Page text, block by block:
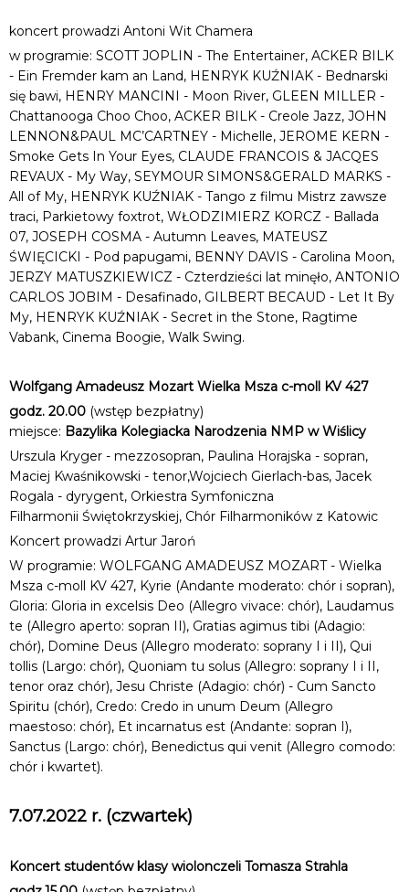
koncert prowadzi Antoni Wit Chamera
w programie: SCOTT JOPLIN - The Entertainer, ACKER BILK
- Ein Fremder kam an Land, HENRYK KUŹNIAK - Bednarski
się bawi, HENRY MANCINI - Moon River, GLEEN MILLER -
Chattanooga Choo Choo, ACKER BILK - Creole Jazz, JOHN
LENNON&PAUL MC’CARTNEY - Michelle, JEROME KERN -
Smoke Gets In Your Eyes, CLAUDE FRANCOIS & JACQES
REVAUX - My Way, SEYMOUR SIMONS&GERALD MARKS -
All of My, HENRYK KUŹNIAK - Tango z filmu Mistrz zawsze
traci, Parkietowy foxtrot, WŁODZIMIERZ KORCZ - Ballada
07, JOSEPH COSMA - Autumn Leaves, MATEUSZ
ŚWIĘCICKI - Pod papugami, BENNY DAVIS - Carolina Moon,
JERZY MATUSZKIEWICZ - Czterdzieści lat minęło, ANTONIO
CARLOS JOBIM - Desafinado, GILBERT BECAUD - Let It By
My, HENRYK KUŹNIAK - Secret in the Stone, Ragtime
Vabank, Cinema Boogie, Walk Swing.
Wolfgang Amadeusz Mozart Wielka Msza c-moll KV 427
godz. 20.00 (wstęp bezpłatny)
miejsce: Bazylika Kolegiacka Narodzenia NMP w Wiślicy
Urszula Kryger - mezzosopran, Paulina Horajska - sopran,
Maciej Kwaśnikowski - tenor,Wojciech Gierlach-bas, Jacek
Rogala - dyrygent, Orkiestra Symfoniczna
Filharmonii Świętokrzyskiej, Chór Filharmoników z Katowic
Koncert prowadzi Artur Jaroń
W programie: WOLFGANG AMADEUSZ MOZART - Wielka
Msza c-moll KV 427, Kyrie (Andante moderato: chór i sopran),
Gloria: Gloria in excelsis Deo (Allegro vivace: chór), Laudamus
te (Allegro aperto: sopran II), Gratias agimus tibi (Adagio:
chór), Domine Deus (Allegro moderato: soprany I i II), Qui
tollis (Largo: chór), Quoniam tu solus (Allegro: soprany I i II,
tenor oraz chór), Jesu Christe (Adagio: chór) - Cum Sancto
Spiritu (chór), Credo: Credo in unum Deum (Allegro
maestoso: chór), Et incarnatus est (Andante: sopran I),
Sanctus (Largo: chór), Benedictus qui venit (Allegro comodo:
chór i kwartet).
7.07.2022 r. (czwartek)
Koncert studentów klasy wiolonczeli Tomasza Strahla